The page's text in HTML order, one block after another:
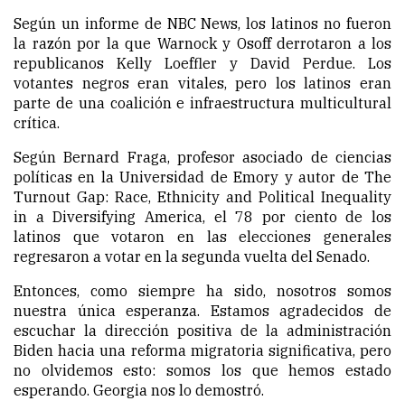
Según un informe de NBC News, los latinos no fueron
la razón por la que Warnock y Osoff derrotaron a los
republicanos Kelly Loeffler y David Perdue. Los
votantes negros eran vitales, pero los latinos eran
parte de una coalición e infraestructura multicultural
crítica.
Según Bernard Fraga, profesor asociado de ciencias
políticas en la Universidad de Emory y autor de The
Turnout Gap: Race, Ethnicity and Political Inequality
in a Diversifying America, el 78 por ciento de los
latinos que votaron en las elecciones generales
regresaron a votar en la segunda vuelta del Senado.
Entonces, como siempre ha sido, nosotros somos
nuestra única esperanza. Estamos agradecidos de
escuchar la dirección positiva de la administración
Biden hacia una reforma migratoria significativa, pero
no olvidemos esto: somos los que hemos estado
esperando. Georgia nos lo demostró.